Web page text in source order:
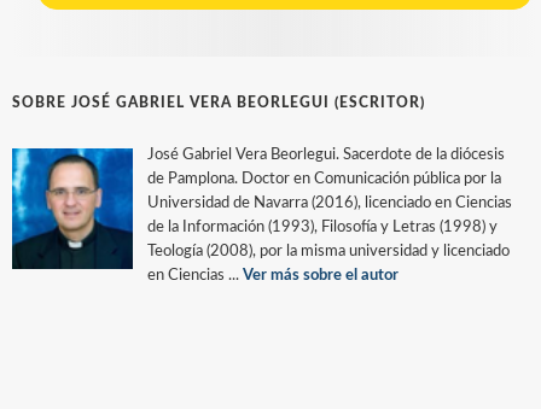
SOBRE JOSÉ GABRIEL VERA BEORLEGUI (ESCRITOR)
José Gabriel Vera Beorlegui. Sacerdote de la diócesis
de Pamplona. Doctor en Comunicación pública por la
Universidad de Navarra (2016), licenciado en Ciencias
de la Información (1993), Filosofía y Letras (1998) y
Teología (2008), por la misma universidad y licenciado
en Ciencias ... Ver más sobre el autor